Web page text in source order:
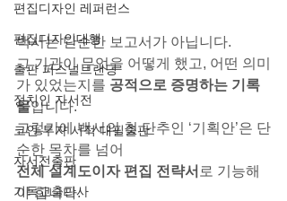
편집디자인 레퍼런스
편집디자인대행
출판 퍼스널브랜딩
정치인 자서전
코인 투자 서적 대필출판
자서전출판
기독교출판사
백서는 단순한 보고서가 아닙니다.
그 기관이 무엇을 어떻게 했고, 어떤 의미
가 있었는지를 공적으로 증명하는 기록
물입니다.
그렇기에 백서의 첫 단추인 ‘기획안’은 단
순한 목차를 넘어
전체 설계도이자 편집 전략서 로 기능해
야 합니다.